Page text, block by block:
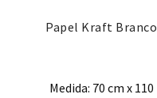
Papel Kraft Branco
Medida: 70 cm x 110